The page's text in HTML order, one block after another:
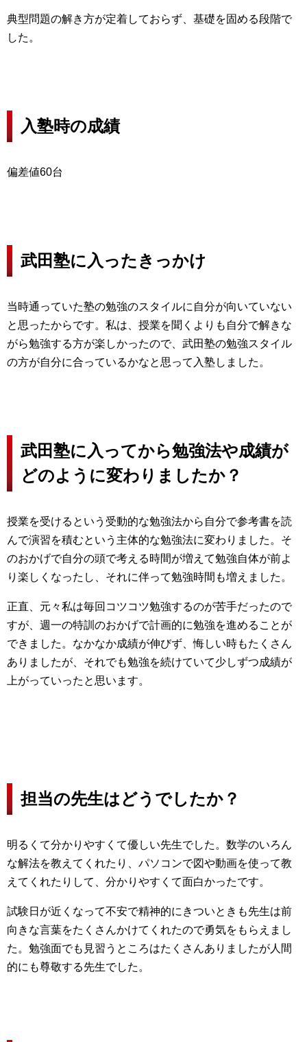
典型問題の解き方が定着しておらず、基礎を固める段階で
した。
入塾時の成績
偏差値60台
武田塾に入ったきっかけ
当時通っていた塾の勉強のスタイルに自分が向いていない
と思ったからです。私は、授業を聞くよりも自分で解きな
がら勉強する方が楽しかったので、武田塾の勉強スタイル
の方が自分に合っているかなと思って入塾しました。
武田塾に入ってから勉強法や成績が
どのように変わりましたか？
授業を受けるという受動的な勉強法から自分で参考書を読
んで演習を積むという主体的な勉強法に変わりました。そ
のおかげで自分の頭で考える時間が増えて勉強自体が前よ
り楽しくなったし、それに伴って勉強時間も増えました。
正直、元々私は毎回コツコツ勉強するのが苦手だったので
すが、週一の特訓のおかげで計画的に勉強を進めることが
できました。なかなか成績が伸びず、悔しい時もたくさん
ありましたが、それでも勉強を続けていて少しずつ成績が
上がっていったと思います。
担当の先生はどうでしたか？
明るくて分かりやすくて優しい先生でした。数学のいろん
な解法を教えてくれたり、パソコンで図や動画を使って教
えてくれたりして、分かりやすくて面白かったです。
試験日が近くなって不安で精神的にきついときも先生は前
向きな言葉をたくさんかけてくれたので勇気をもらえまし
た。勉強面でも見習うところはたくさんありましたが人間
的にも尊敬する先生でした。